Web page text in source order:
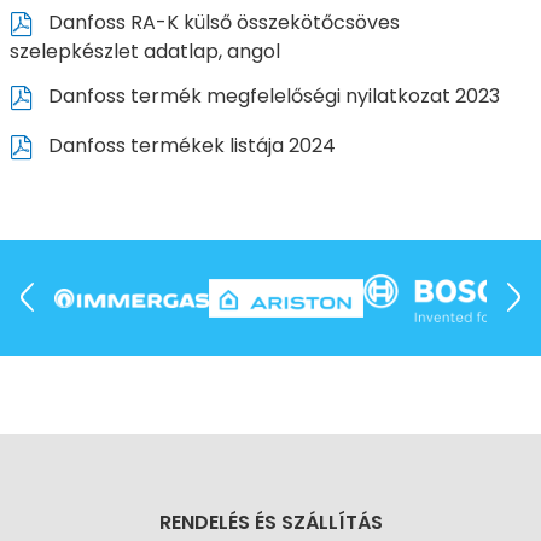
Danfoss RA-K külső összekötőcsöves
szelepkészlet adatlap, angol
Danfoss termék megfelelőségi nyilatkozat 2023
Danfoss termékek listája 2024
RENDELÉS ÉS SZÁLLÍTÁS